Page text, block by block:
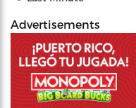
Advertisements